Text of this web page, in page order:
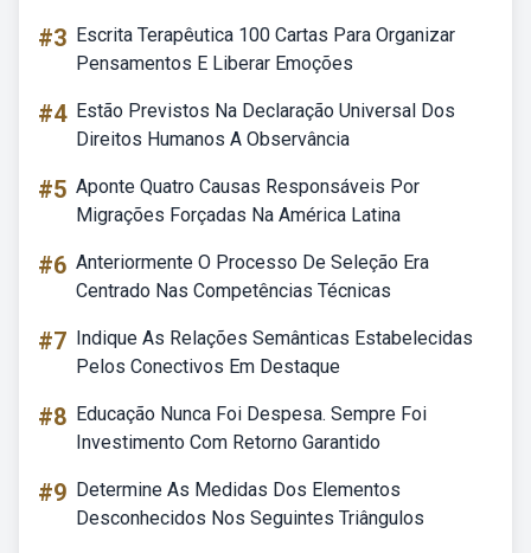
#3 Escrita Terapêutica 100 Cartas Para Organizar
Pensamentos E Liberar Emoções
#4 Estão Previstos Na Declaração Universal Dos
Direitos Humanos A Observância
#5 Aponte Quatro Causas Responsáveis Por
Migrações Forçadas Na América Latina
#6 Anteriormente O Processo De Seleção Era
Centrado Nas Competências Técnicas
#7 Indique As Relações Semânticas Estabelecidas
Pelos Conectivos Em Destaque
#8 Educação Nunca Foi Despesa. Sempre Foi
Investimento Com Retorno Garantido
#9 Determine As Medidas Dos Elementos
Desconhecidos Nos Seguintes Triângulos